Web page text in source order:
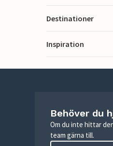
Destinationer
Inspiration
Behöver du
Om du inte hittar
team gärna till.